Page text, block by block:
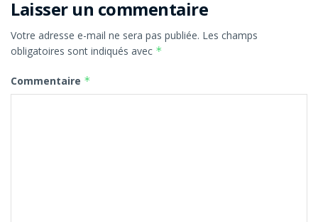
Laisser un commentaire
Votre adresse e-mail ne sera pas publiée. Les champs
obligatoires sont indiqués avec *
Commentaire *